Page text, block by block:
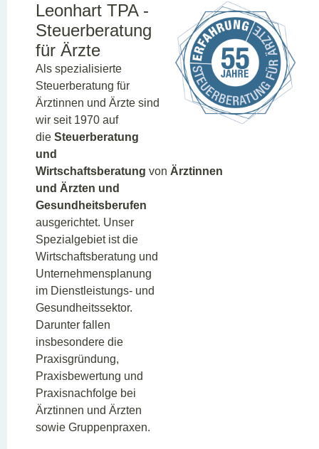
Leonhart TPA -
Steuerberatung
für Ärzte
Als spezialisierte
Steuerberatung für
Ärztinnen und Ärzte sind
wir seit 1970 auf
die Steuerberatung
und
Wirtschaftsberatung von Ärztinnen
und Ärzten und
Gesundheitsberufen
ausgerichtet. Unser
Spezialgebiet ist die
Wirtschaftsberatung und
Unternehmensplanung
im Dienstleistungs- und
Gesundheitssektor.
Darunter fallen
insbesondere die
Praxisgründung,
Praxisbewertung und
Praxisnachfolge bei
Ärztinnen und Ärzten
sowie Gruppenpraxen.